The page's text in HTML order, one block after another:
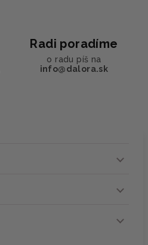
Radi poradíme
o radu píš na
info@dalora.sk